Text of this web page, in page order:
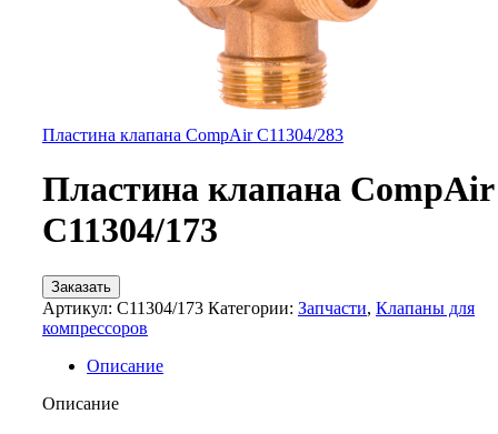
Пластина клапана CompAir C11304/283
Пластина клапана CompAir
C11304/173
Заказать
Артикул: C11304/173 Категории: Запчасти, Клапаны для
компрессоров
Описание
Описание